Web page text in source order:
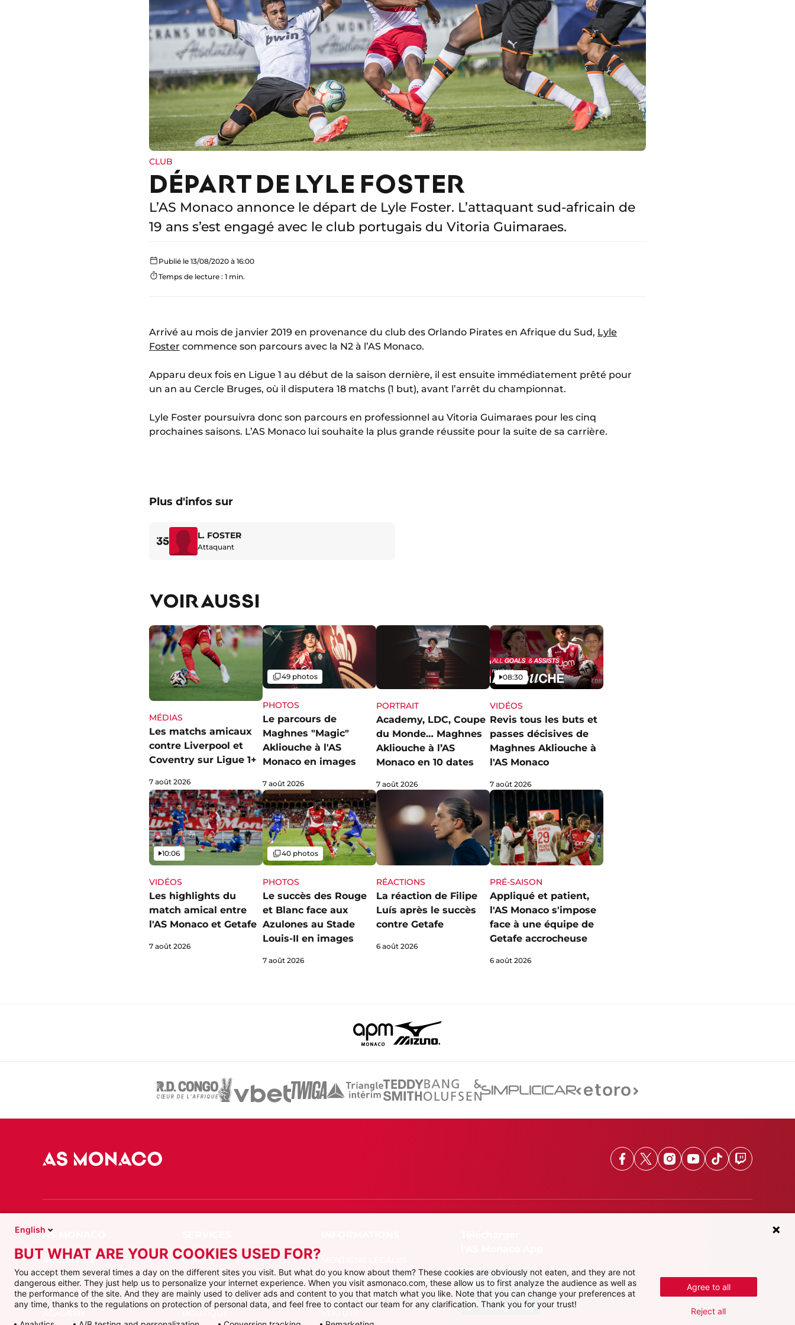
CLUB
DÉPART DE LYLE FOSTER
L’AS Monaco annonce le départ de Lyle Foster. L’attaquant sud-africain de
19 ans s’est engagé avec le club portugais du Vitoria Guimaraes.
Publié le 13/08/2020 à 16:00
Temps de lecture : 1 min.
Arrivé au mois de janvier 2019 en provenance du club des Orlando Pirates en Afrique du Sud, Lyle
Foster commence son parcours avec la N2 à l’AS Monaco.
Apparu deux fois en Ligue 1 au début de la saison dernière, il est ensuite immédiatement prêté pour
un an au Cercle Bruges, où il disputera 18 matchs (1 but), avant l’arrêt du championnat.
Lyle Foster poursuivra donc son parcours en professionnel au Vitoria Guimaraes pour les cinq
prochaines saisons. L’AS Monaco lui souhaite la plus grande réussite pour la suite de sa carrière.
Plus d'infos sur
35 L. FOSTER
Attaquant
VOIR AUSSI
MÉDIAS
Les matchs amicaux
contre Liverpool et
Coventry sur Ligue 1+
7 août 2026
PHOTOS
Le parcours de
Maghnes "Magic"
Akliouche à l'AS
Monaco en images
Galerie
49 photos
7 août 2026
PORTRAIT
Academy, LDC, Coupe
du Monde… Maghnes
Akliouche à l’AS
Monaco en 10 dates
7 août 2026
VIDÉOS
Revis tous les buts et
passes décisives de
Maghnes Akliouche à
l'AS Monaco
Vidéo
08:30
7 août 2026
VIDÉOS
Les highlights du
match amical entre
l'AS Monaco et Getafe
Vidéo
10:06
7 août 2026
PHOTOS
Le succès des Rouge
et Blanc face aux
Azulones au Stade
Louis-II en images
Galerie
40 photos
7 août 2026
RÉACTIONS
La réaction de Filipe
Luís après le succès
contre Getafe
6 août 2026
PRÉ-SAISON
Appliqué et patient,
l'AS Monaco s'impose
face à une équipe de
Getafe accrocheuse
6 août 2026
Facebook
X Instagram
Youtube
TikTokTwitch
ACTUALITÉS
VIDÉOS
ÉQUIPE PRO
CONTACT
FAQ
FAQ BILLETTERIE
DONNÉES PERSONNELLES
PRÉFÉRENCES COOKIES
English
BUT WHAT ARE YOUR COOKIES USED FOR?
You accept them several times a day on the different sites you visit. But what do you know about them? These cookies are obviously not eaten, and they are not
dangerous either. They just help us to personalize your internet experience. When you visit asmonaco.com, these allow us to first analyze the audience as well as
the performance of the site. And they are mainly used to deliver ads and content to you that match what you like. Note that you can change your preferences at
any time, thanks to the regulations on protection of personal data, and feel free to contact our team for any clarification. Thank you for your trust!
Agree to all
Reject all